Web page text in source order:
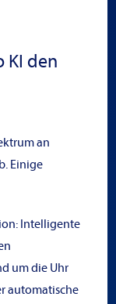
KI den
an
Einige
Intelligente
um die Uhr
automatische